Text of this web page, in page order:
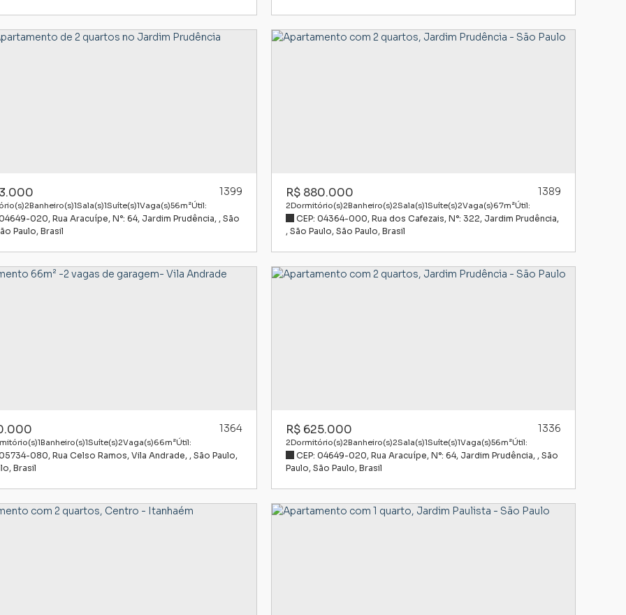
1399
04649-020, Rua Aracuípe, N°: 64, Jardim Prudência , São
Paulo, Brasil
2Banheiro(s)1Sala(s)1Suíte(s)1Vaga(s) Útil:
56m²
R$880.000 1389
CEP: 04364-000, Rua dos Cafezais, N°: 322, Jardim Prudência
, São Paulo, São Paulo, Brasil
2Dormitório(s)2Banheiro(s)2Sala(s)1Suíte(s)2Vaga(s) Útil:
67m²
1364
05734-080, Rua Celso Ramos, Vila Andrade , São Paulo,
, Brasil
1Banheiro(s)1Suíte(s)2Vaga(s) Útil:
66m²
R$625.000 1336
CEP: 04649-020, Rua Aracuípe, N°: 64, Jardim Prudência , São
Paulo, São Paulo, Brasil
2Dormitório(s)2Banheiro(s)2Sala(s)1Suíte(s)1Vaga(s) Útil:
56m²